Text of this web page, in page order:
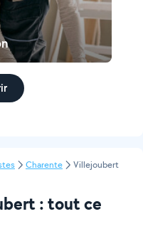
Charente Villejoubert
: tout ce